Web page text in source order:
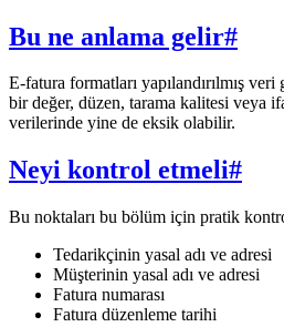
Bu ne anlama gelir#
E-fatura formatları yapılandırılmış
bir değer, düzen, tarama kalitesi veya
verilerinde yine de eksik olabilir.
Neyi kontrol etmeli#
Bu noktaları bu bölüm için pratik
Tedarikçinin yasal adı ve adresi
Müşterinin yasal adı ve adresi
Fatura numarası
Fatura düzenleme tarihi